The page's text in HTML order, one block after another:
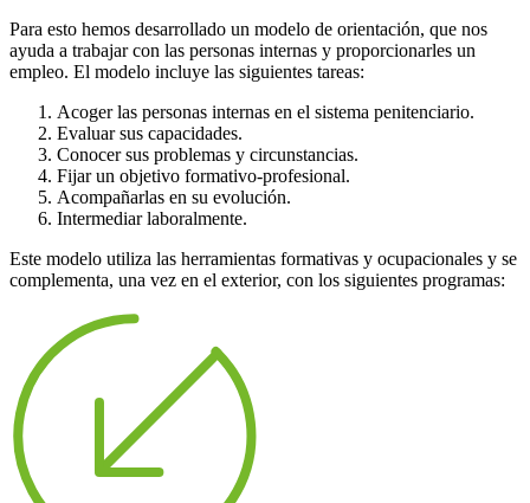
Para esto hemos desarrollado un modelo de orientación, que nos
ayuda a trabajar con las personas internas y proporcionarles un
empleo. El modelo incluye las siguientes tareas:
Acoger las personas internas en el sistema penitenciario.
Evaluar sus capacidades.
Conocer sus problemas y circunstancias.
Fijar un objetivo formativo-profesional.
Acompañarlas en su evolución.
Intermediar laboralmente.
Este modelo utiliza las herramientas formativas y ocupacionales y se
complementa, una vez en el exterior, con los siguientes programas: